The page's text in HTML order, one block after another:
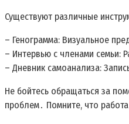
Существуют различные
– Генограмма: Визуальное
– Интервью с членами семьи:
– Дневник самоанализа:
Не бойтесь обращаться за
проблем․ Помните, что